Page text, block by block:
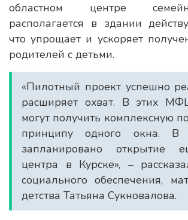
областном центре
располагается в здании
что упрощает и ускоряет
родителей с детьми.
«Пилотный проект успешно
расширяет охват. В этих
могут получить комплексную
принципу одного окна. В
запланировано открытие
центра в Курске», –
социального обеспечения,
детства Татьяна Сукновалова.